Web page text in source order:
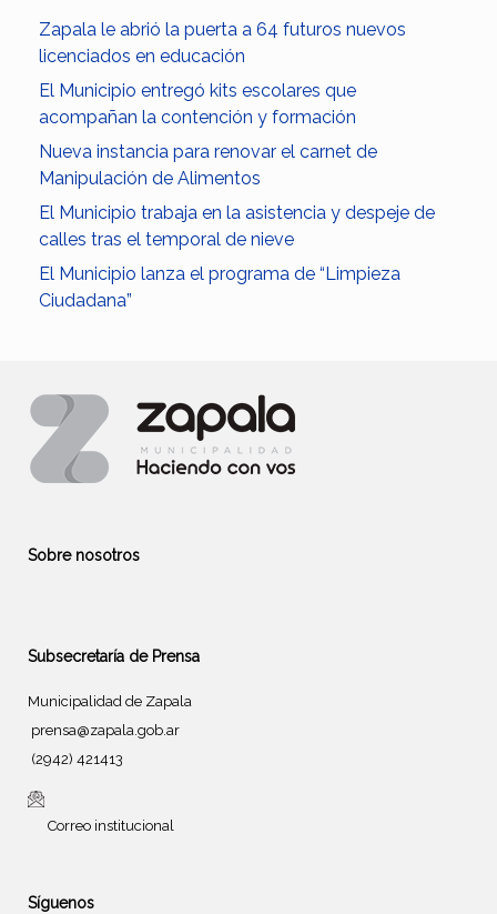
Zapala le abrió la puerta a 64 futuros nuevos
licenciados en educación
El Municipio entregó kits escolares que
acompañan la contención y formación
Nueva instancia para renovar el carnet de
Manipulación de Alimentos
El Municipio trabaja en la asistencia y despeje de
calles tras el temporal de nieve
El Municipio lanza el programa de “Limpieza
Ciudadana”
Sobre nosotros
Subsecretaría de Prensa
Municipalidad de Zapala
prensa@zapala.gob.ar
(2942) 421413
Correo institucional
Síguenos